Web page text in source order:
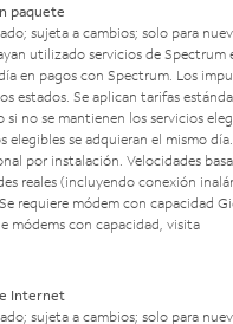
paquete
sujeta a cambios; solo para
utilizado servicios de Spectrum
en pagos con Spectrum. Los
estados. Se aplican tarifas
no se mantienen los servicios
elegibles se adquieran el mismo
por instalación. Velocidades
reales (incluyendo conexión
requiere módem con capacidad
módems con capacidad, visita
Internet
sujeta a cambios; solo para